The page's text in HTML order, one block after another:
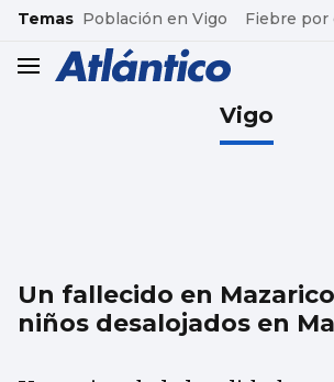
common.go-to-content
Temas Población en Vigo Fiebre por
header.menu.open
Vigo
Un fallecido en
niños desalojados en